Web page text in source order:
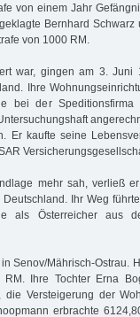
von einem Jahr
Bernhard Schwarz
von 1000 RM.
war, gingen am 3. Juni
Ihre
bei der
Er kaufte seine
mehr sah, verließ
Ihr Weg
als Österreicher aus
Senov/Mährisch-Ostrau.
Ihre Tochter Erna
Versteigerung der
erbrachte